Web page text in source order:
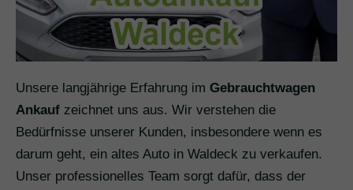
Unsere langjährige Erfahrung im Gebrauchtwagen
Ankauf zeichnet uns aus. Wir verstehen die
Bedürfnisse unserer Kunden, insbesondere wenn es
darum geht, ein altes Auto in Waldeck zu verkaufen.
Unser professionelles Team sorgt dafür, dass der